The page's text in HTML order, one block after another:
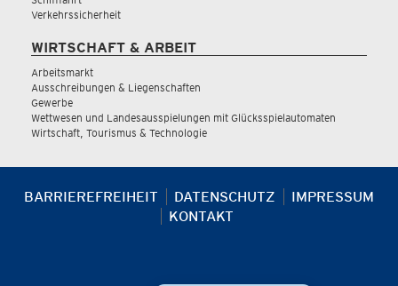
Verkehrssicherheit
WIRTSCHAFT & ARBEIT
Arbeitsmarkt
Ausschreibungen & Liegenschaften
Gewerbe
Wettwesen und Landesausspielungen mit Glücksspielautomaten
Wirtschaft, Tourismus & Technologie
BARRIEREFREIHEIT DATENSCHUTZ
IMPRESSUM
KONTAKT